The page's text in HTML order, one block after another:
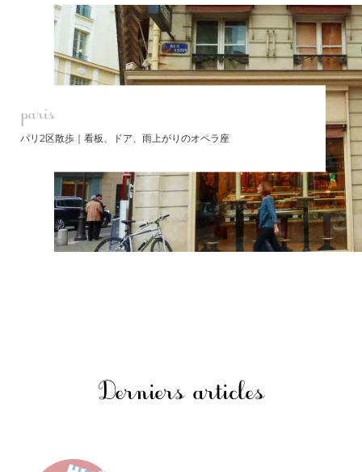
paris
パリ2区散歩｜看板、ドア、雨上がりのオペラ座
Derniers articles